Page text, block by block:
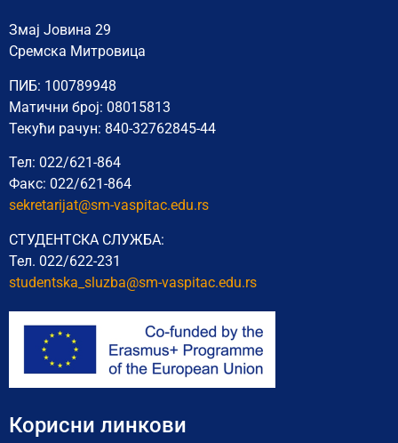
Змај Јовина 29
Сремска Митровица
ПИБ: 100789948
Матични број: 08015813
Текући рачун: 840-32762845-44
Тел: 022/621-864
Факс: 022/621-864
sekretarijat@sm-vaspitac.edu.rs
СТУДЕНТСКА СЛУЖБА:
Тел. 022/622-231
studentska_sluzba@sm-vaspitac.edu.rs
Корисни линкови